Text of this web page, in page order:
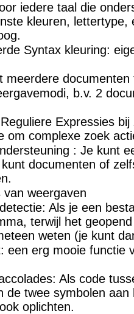
iedere taal die
kleuren, lettertype,
Syntax kleuring:
meerdere documenten
b.v. 2
Expressies
om complexe zoek
: Je kunt
documenten of
van weergaven
Als je een
terwijl het
weten (je kunt
een erg mooie functie
Als code
de twee symbolen aan
oplichten.